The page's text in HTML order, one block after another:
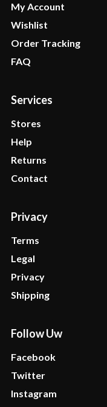
My Account
Wishlist
Order Tracking
FAQ
Services
Stores
Help
Returns
Contact
Privacy
Terms
Legal
Privacy
Shipping
Follow Uw
Facebook
Twitter
Instagram